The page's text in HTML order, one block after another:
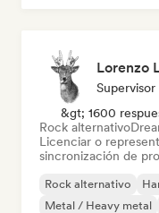
Lorenzo
&gt; 1600
Rock alternativo
Licenciar o
sincronización de
Rock alternativo
Metal / Heavy metal